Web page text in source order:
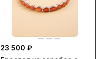
23 500 ₽